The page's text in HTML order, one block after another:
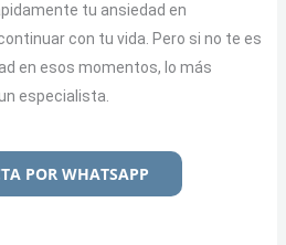
tu ansiedad en
con tu vida. Pero si no te es
en esos momentos, lo más
especialista.
POR WHATSAPP